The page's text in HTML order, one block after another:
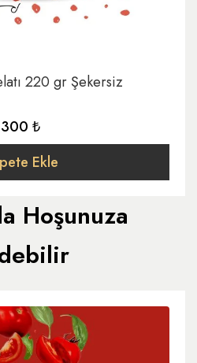
220 gr Şekersiz
300 ₺
Ekle
Hoşunuza